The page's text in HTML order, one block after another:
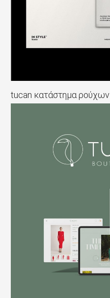
tucan κατάστημα ρούχων